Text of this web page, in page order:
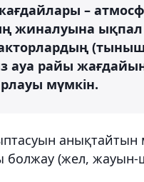
–
жиналуына ықпал
райы
мүмкін.
болжау (жел,